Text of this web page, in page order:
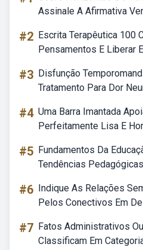
Assinale A Afirmativa
#2 Escrita Terapêutica 100
Pensamentos E Liberar
#3 Disfunção
Tratamento Para Dor
#4 Uma Barra Imantada
Perfeitamente Lisa E
#5 Fundamentos Da
Tendências
#6 Indique As Relações
Pelos Conectivos Em
#7 Fatos Administrativos
Classificam Em